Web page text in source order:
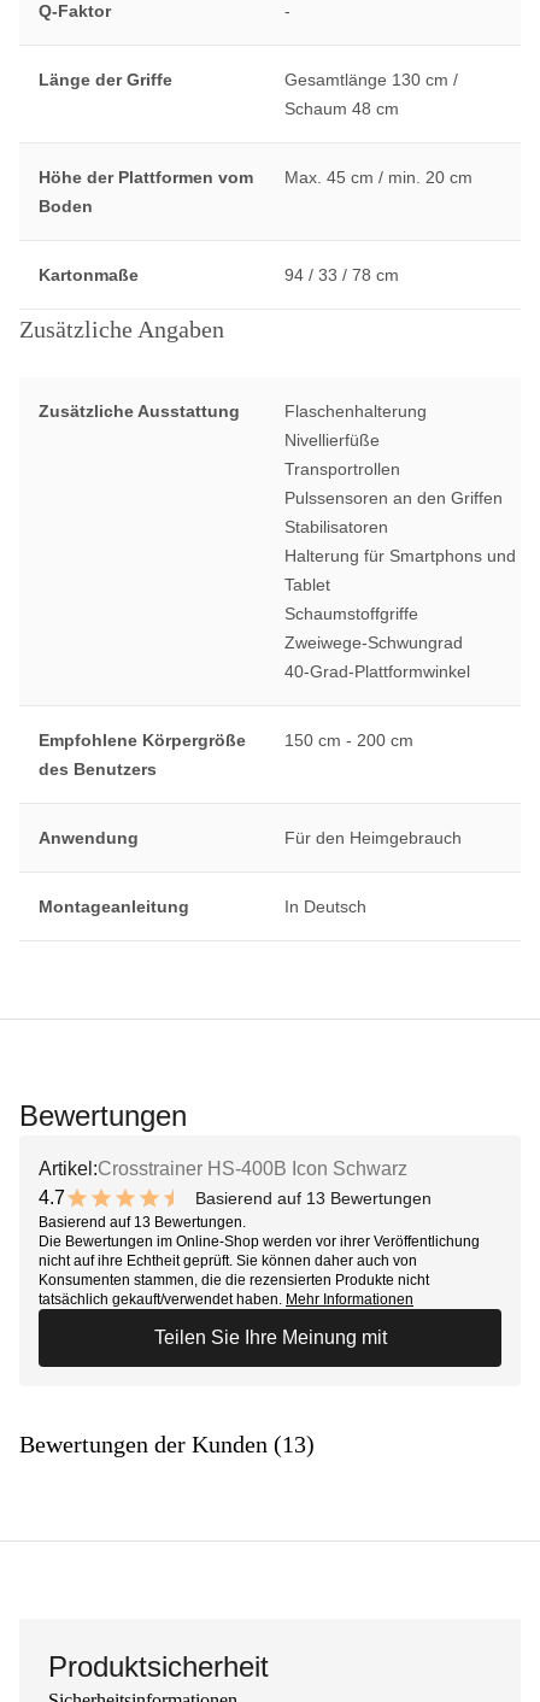
Q-Faktor -
Länge der Griffe
Gesamtlänge 130 cm /
Schaum 48 cm
Höhe der Plattformen vom
Boden
Max. 45 cm / min. 20 cm
Kartonmaße 94 / 33 / 78 cm
Zusätzliche Angaben
Zusätzliche Ausstattung
Flaschenhalterung
Nivellierfüße
Transportrollen
Pulssensoren an den Griffen
Stabilisatoren
Halterung für Smartphons und
Tablet
Schaumstoffgriffe
Zweiwege-Schwungrad
40-Grad-Plattformwinkel
Empfohlene Körpergröße
des Benutzers
150 cm - 200 cm
Anwendung Für den Heimgebrauch
Montageanleitung In Deutsch
Bewertungen
Artikel:Crosstrainer HS-400B Icon Schwarz
4.7
9.4 out of 10 stars
Basierend auf 13 Bewertungen
Basierend auf 13 Bewertungen.
Die Bewertungen im Online-Shop werden vor ihrer Veröffentlichung
nicht auf ihre Echtheit geprüft. Sie können daher auch von
Konsumenten stammen, die die rezensierten Produkte nicht
tatsächlich gekauft/verwendet haben. Mehr Informationen
Teilen Sie Ihre Meinung mit
Bewertungen der Kunden (13)
Produktsicherheit